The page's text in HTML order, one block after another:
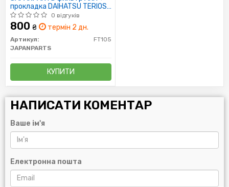
прокладка DAIHATSU TERIOS
00-
0 відгуків
800 ₴ термін 2 дн.
Артикул:
FT105
JAPANPARTS
КУПИТИ
НАПИСАТИ КОМЕНТАР
Ваше ім'я
Електронна пошта